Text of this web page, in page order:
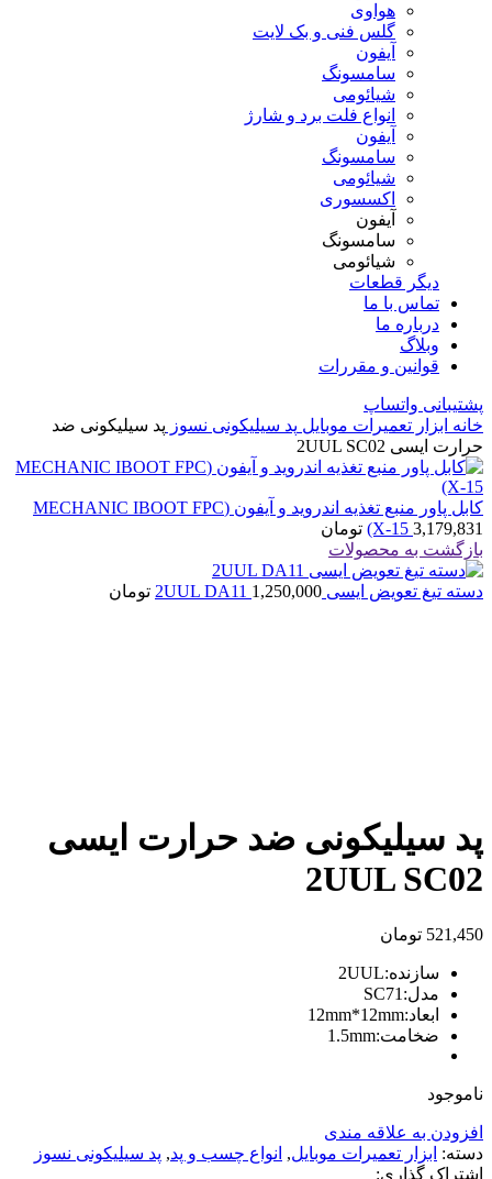
هواوی
گلس فنی و بک لایت
آیفون
سامسونگ
شیائومی
انواع فلت برد و شارژ
آیفون
سامسونگ
شیائومی
اکسسوری
آیفون
سامسونگ
شیائومی
دیگر قطعات
تماس با ما
درباره ما
وبلاگ
قوانین و مقررات
پشتیبانی واتساپ
خانه ابزار تعمیرات موبایل پد سیلیکونی نسوز پد سیلیکونی ضد
حرارت ایسی 2UUL SC02
کابل پاور منبع تغذیه اندروید و آیفون (MECHANIC IBOOT FPC
(X-15 3,179,831
تومان
بازگشت به محصولات
دسته تیغ تعویض ایسی 2UUL DA11 1,250,000
تومان
پد سیلیکونی ضد حرارت ایسی
2UUL SC02
521,450 تومان
سازنده:2UUL
مدل: SC71
ابعاد:12mm*12mm
ضخامت:1.5mm
ناموجود
افزودن به علاقه مندی
دسته: ابزار تعمیرات موبایل, انواع چسب و پد, پد سیلیکونی نسوز
اشتراک گذاری: